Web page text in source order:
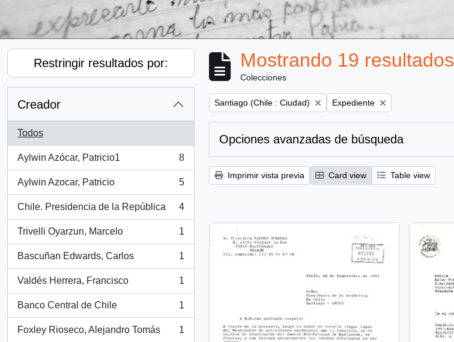
Restringir resultados por:
Creador
Todos
Aylwin Azócar, Patricio1
, 8 resultados
8
Aylwin Azocar, Patricio
, 5 resultados
5
Chile. Presidencia de la República
, 4 resultados
4
Trivelli Oyarzun, Marcelo
, 1 resultados
1
Bascuñan Edwards, Carlos
, 1 resultados
1
Valdés Herrera, Francisco
, 1 resultados
1
Banco Central de Chile
, 1 resultados
1
Foxley Rioseco, Alejandro Tomás
, 1 resultados
1
Mostrando 19 resultados
Colecciones
Remove filter:
Santiago (Chile : Ciudad) Remove filter:
Expediente
Opciones avanzadas de búsqueda
Imprimir vista previa Card view Table view